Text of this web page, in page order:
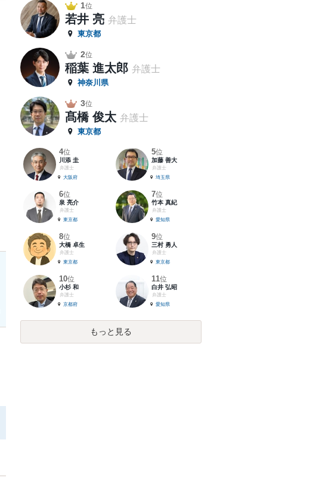
1位
若井 亮 弁護士
東京都
2位
稲葉 進太郎 弁護士
神奈川県
3位
髙橋 俊太 弁護士
東京都
4位
川添 圭
弁護士
大阪府
5位
加藤 善大
弁護士
埼玉県
6位
泉 亮介
弁護士
東京都
7位
竹本 真紀
弁護士
愛知県
8位
大橋 卓生
弁護士
東京都
9位
三村 勇人
弁護士
東京都
10位
小杉 和
弁護士
京都府
11位
白井 弘昭
弁護士
愛知県
もっと見る